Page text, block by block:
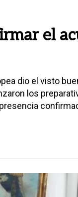
el
dio el visto
los